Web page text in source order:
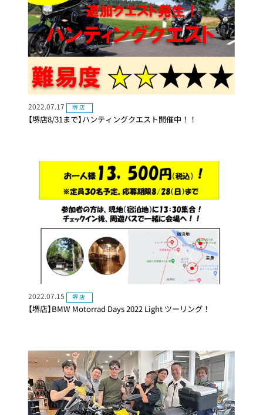
【堺店8/31まで】ハンティングクエスト開催中！！
2022.07.17 堺店
【堺店】BMW Motorrad Days 2022 Light ツーリング！
2022.07.15 堺店